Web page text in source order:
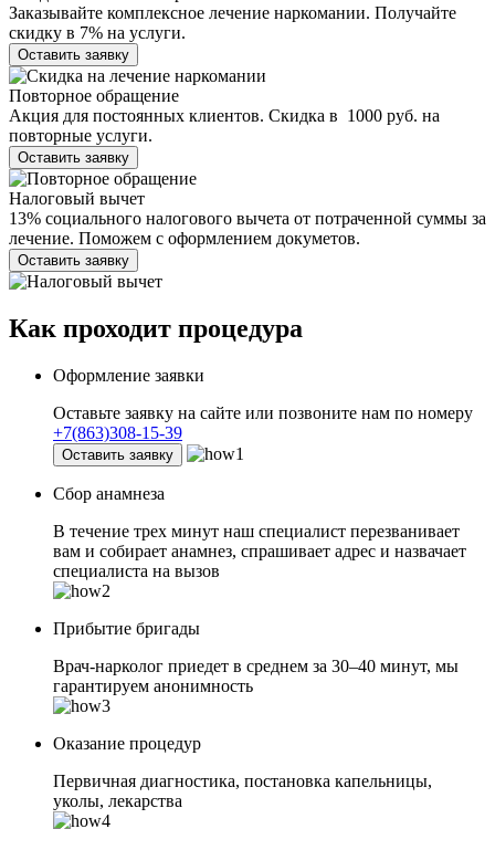
Заказывайте комплексное лечение наркомании. Получайте
скидку в 7% на услуги.
Оставить заявку
Повторное обращение
Акция для постоянных клиентов. Скидка в 1000 руб. на
повторные услуги.
Оставить заявку
Налоговый вычет
13% социального налогового вычета от потраченной суммы за
лечение. Поможем с оформлением докуметов.
Оставить заявку
Как проходит процедура
Оформление заявки
Оставьте заявку на сайте или позвоните нам по номеру
+7(863)308-15-39
Оставить заявку
Сбор анамнеза
В течение трех минут наш специалист перезванивает
вам и собирает анамнез, спрашивает адрес и назвачает
специалиста на вызов
Прибытие бригады
Врач-нарколог приедет в среднем за 30–40 минут, мы
гарантируем анонимность
Оказание процедур
Первичная диагностика, постановка капельницы,
уколы, лекарства